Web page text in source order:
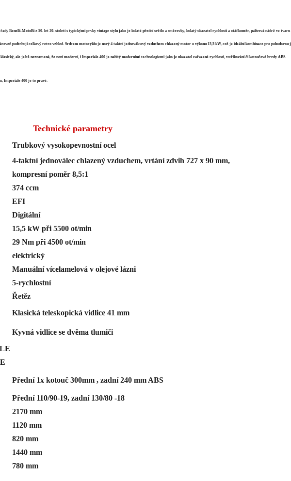
Benelli-MotoBi z 50. let 20. století s typickými prvky vintage stylu jako je kulaté přední světlo a směrovky, kulatý ukazatel rychlosti a otáčkoměr, palivová nádrž ve
podtrhují celkový retro vzhled. Srdcem motocyklu je nový 4 taktní jednoválcový vzduchem chlazený motor o výkonu 15,5 kW, což je ideální kombinace pro
ale ještě neznamená, že není moderní, i Imperiale 400 je nabitý moderními technologiemi jako je ukazatel zařazené rychlosti, vstřikování či kotoučové brzdy ABS.
Imperiale 400 je to pravé.
Technické parametry
Trubkový vysokopevnostní ocel
4-taktní jednoválec chlazený vzduchem, vrtání zdvih 727 x 90 mm,
kompresní poměr 8,5:1
374 ccm
EFI
Digitální
15,5 kW při 5500 ot/min
29 Nm při 4500 ot/min
elektrický
Manuální vícelamelová v olejové lázni
5-rychlostní
Řetěz
Klasická teleskopická vidlice 41 mm
Kyvná vidlice se dvěma tlumiči
Přední 1x kotouč 300mm , zadní 240 mm ABS
Přední 110/90-19, zadní 130/80 -18
2170 mm
1120 mm
820 mm
1440 mm
780 mm